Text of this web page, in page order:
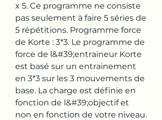
x 5. Ce programme ne consiste
pas seulement à faire 5 séries de
5 répétitions. Programme force
de Korte : 3*3. Le programme de
force de l&#39;entraineur Korte
est basé sur un entrainement
en 3*3 sur les 3 mouvements de
base. La charge est définie en
fonction de l&#39;objectif et
non en fonction de votre niveau.